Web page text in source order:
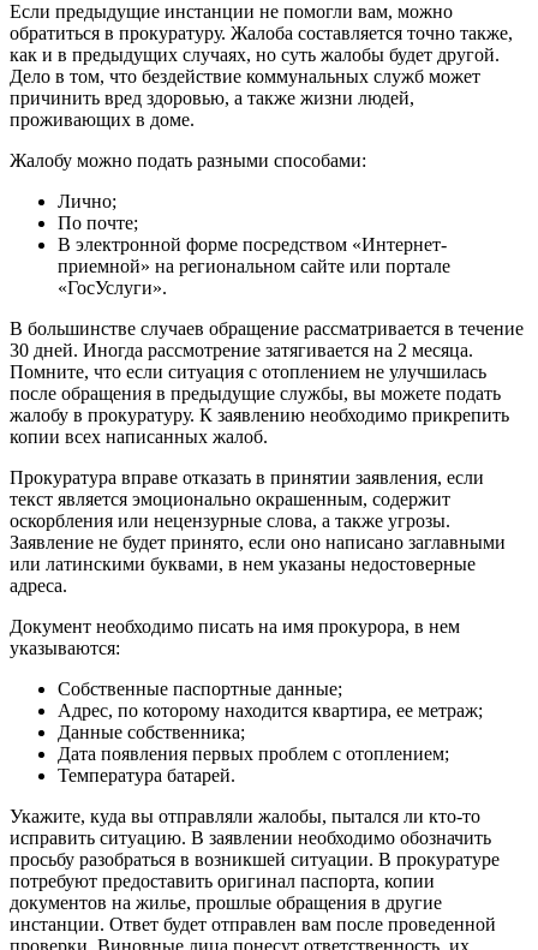
Если предыдущие инстанции не помогли вам, можно
обратиться в прокуратуру. Жалоба составляется точно также,
как и в предыдущих случаях, но суть жалобы будет другой.
Дело в том, что бездействие коммунальных служб может
причинить вред здоровью, а также жизни людей,
проживающих в доме.
Жалобу можно подать разными способами:
Лично;
По почте;
В электронной форме посредством «Интернет-
приемной» на региональном сайте или портале
«ГосУслуги».
В большинстве случаев обращение рассматривается в течение
30 дней. Иногда рассмотрение затягивается на 2 месяца.
Помните, что если ситуация с отоплением не улучшилась
после обращения в предыдущие службы, вы можете подать
жалобу в прокуратуру. К заявлению необходимо прикрепить
копии всех написанных жалоб.
Прокуратура вправе отказать в принятии заявления, если
текст является эмоционально окрашенным, содержит
оскорбления или нецензурные слова, а также угрозы.
Заявление не будет принято, если оно написано заглавными
или латинскими буквами, в нем указаны недостоверные
адреса.
Документ необходимо писать на имя прокурора, в нем
указываются:
Собственные паспортные данные;
Адрес, по которому находится квартира, ее метраж;
Данные собственника;
Дата появления первых проблем с отоплением;
Температура батарей.
Укажите, куда вы отправляли жалобы, пытался ли кто-то
исправить ситуацию. В заявлении необходимо обозначить
просьбу разобраться в возникшей ситуации. В прокуратуре
потребуют предоставить оригинал паспорта, копии
документов на жилье, прошлые обращения в другие
инстанции. Ответ будет отправлен вам после проведенной